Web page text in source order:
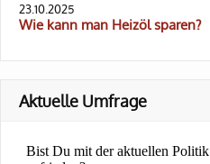
23.10.2025
Wie kann man Heizöl sparen?
Aktuelle Umfrage